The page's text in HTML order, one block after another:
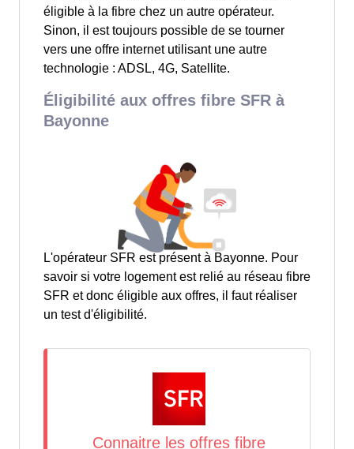
éligible à la fibre chez un autre opérateur.
Sinon, il est toujours possible de se tourner
vers une offre internet utilisant une autre
technologie : ADSL, 4G, Satellite.
Éligibilité aux offres fibre SFR à
Bayonne
L'opérateur SFR est présent à Bayonne. Pour
savoir si votre logement est relié au réseau fibre
SFR et donc éligible aux offres, il faut réaliser
un test d'éligibilité.